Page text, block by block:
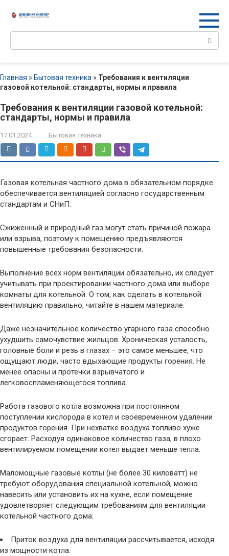
Поиск:
Главная » Бытовая техника » Требования к вентиляции
газовой котельной: стандарты, нормы и правила
Требования к вентиляции газовой котельной:
стандарты, нормы и правила
17.01.2024 Бытовая техника
Газовая котельная частного дома в обязательном порядке
обеспечивается вентиляцией согласно государственным
стандартам и СНиП.
Сжиженный и природный газ могут стать причиной пожара
или взрыва, поэтому к помещению предъявляются
повышенные требования безопасности.
Выполнение всех норм вентиляции обязательно, их следует
учитывать при проектировании частного дома или выборе
комнаты для котельной. О том, как сделать в котельной
вентиляцию правильно, читайте в нашем материале.
Даже незначительное количество угарного газа способно
ухудшить самочувствие жильцов. Хроническая усталость,
головные боли и резь в глазах – это самое меньшее, что
ощущают люди, часто вдыхающие продукты горения. Не
менее опасны и протечки взрывчатого и
легковоспламеняющегося топлива.
Работа газового котла возможна при постоянном
поступлении кислорода в котел и своевременном удалении
продуктов горения. При нехватке воздуха топливо хуже
сгорает. Расходуя одинаковое количество газа, в плохо
вентилируемом помещении котел выдает меньше тепла.
Маломощные газовые котлы (не более 30 киловатт) не
требуют оборудования специальной котельной, можно
навесить или установить их на кухне, если помещение
удовлетворяет следующим требованиям для вентиляции
котельной частного дома:
Приток воздуха для вентиляции рассчитывается, исходя
из мощности котла: